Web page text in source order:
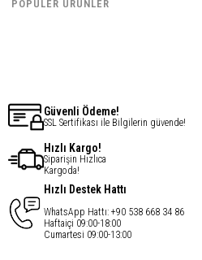
€61,60
Güvenli Ödeme!
SSL Sertifikası ile Bilgilerin güvende!
Hızlı Kargo!
Siparişin Hızlıca
Kargoda!
Hızlı Destek Hattı
WhatsApp Hattı: +90 538 668 34 86
Haftaiçi 09:00-18:00
Cumartesi 09:00-13:00
POPÜLER ÜRÜNLER